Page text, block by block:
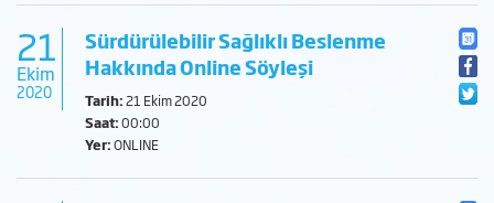
21
Ekim
2020
Sürdürülebilir Sağlıklı Beslenme
Hakkında Online Söyleşi
Tarih:21 Ekim 2020
Saat:00:00
Yer:ONLINE